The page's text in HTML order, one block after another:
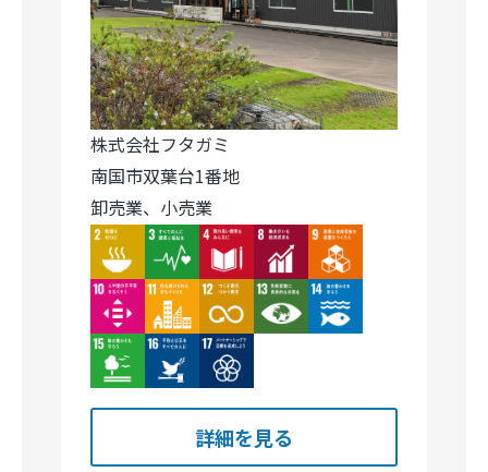
株式会社フタガミ
南国市双葉台1番地
卸売業、小売業
Image
Image Image Image Image
Image Image Image Image Image
Image Image Image
詳細を見る